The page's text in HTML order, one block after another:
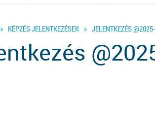
» KÉPZÉS JELENTKEZÉSEK » JELENTKEZÉS